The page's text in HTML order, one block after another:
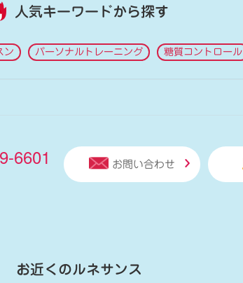
人気キーワードから探す
ン パーソナルトレーニング 糖質コントロール
6601 お問い合わせ
お近くのルネサンス